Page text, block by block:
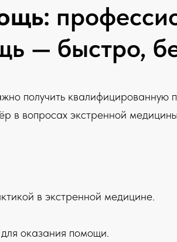
— быстро,
получить
в вопросах экстренной
в экстренной медицине.
оказания помощи.